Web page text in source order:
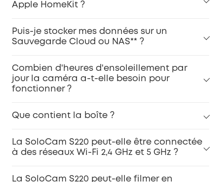
Apple HomeKit ?
Puis-je stocker mes données sur un
Sauvegarde Cloud ou NAS** ?
Combien d'heures d'ensoleillement par
jour la caméra a-t-elle besoin pour
fonctionner ?
Que contient la boîte ?
La SoloCam S220 peut-elle être connectée
à des réseaux Wi-Fi 2,4 GHz et 5 GHz ?
La SoloCam S220 peut-elle filmer en